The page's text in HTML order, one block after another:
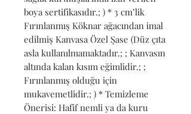
boya sertifikasıdır.; ) * 3 cm’lik
Fırınlanmış Köknar ağacından imal
edilmiş Kanvasa Özel Şase (Düz çıta
asla kullanılmamaktadır.; ; Kanvasın
altında kalan kısım eğimlidir.; ;
Fırınlanmış olduğu için
mukavemetlidir.; ) * Temizleme
Önerisi: Hafif nemli ya da kuru